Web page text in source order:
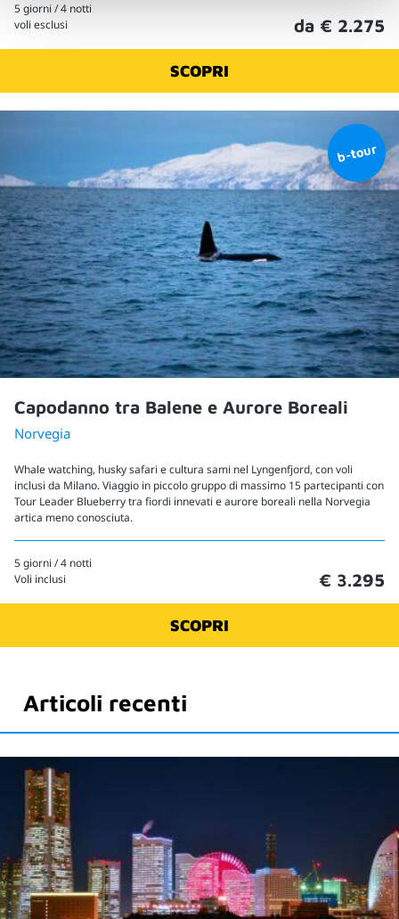
5 giorni / 4 notti
voli esclusi
da € 2.275
SCOPRI
Capodanno tra Balene e Aurore Boreali
Norvegia
Whale watching, husky safari e cultura sami nel Lyngenfjord, con voli
inclusi da Milano. Viaggio in piccolo gruppo di massimo 15 partecipanti con
Tour Leader Blueberry tra fiordi innevati e aurore boreali nella Norvegia
artica meno conosciuta.
5 giorni / 4 notti
Voli inclusi
€ 3.295
SCOPRI
Articoli recenti